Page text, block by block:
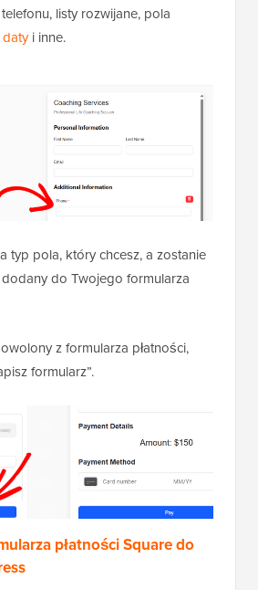
listy rozwijane, pola
i inne.
typ pola, który chcesz, a zostanie
do Twojego formularza
z formularza płatności,
formularz”.
płatności Square do